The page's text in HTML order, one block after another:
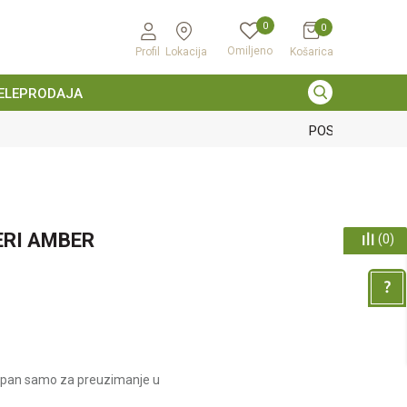
Profil Lokacija Omiljeno
0
Košarica
0
AMBER
samo za preuzimanje u
(0)